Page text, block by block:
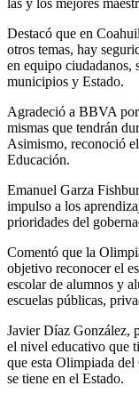
Destacó que en
otros temas, hay
en equipo
municipios y Estado.
Agradeció a BBVA por
mismas que tendrán
Asimismo, reconoció
Educación.
Emanuel Garza
impulso a los
prioridades del
Comentó que la
objetivo reconocer el
escolar de alumnos y
escuelas públicas,
Javier Díaz González,
el nivel educativo que
que esta Olimpiada
se tiene en el Estado.